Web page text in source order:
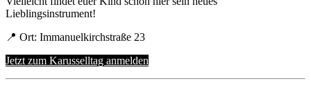
Lieblingsinstrument!
📍 Ort: Immanuelkirchstraße 23
Jetzt zum Karusselltag anmelden